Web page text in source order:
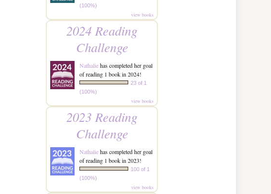
(100%)
view books
2024 Reading
Challenge
Nathaliehas completed her goal
of reading 1 book in 2024!
23 of 1
(100%)
view books
2023 Reading
Challenge
Nathaliehas completed her goal
of reading 1 book in 2023!
100 of 1
(100%)
view books